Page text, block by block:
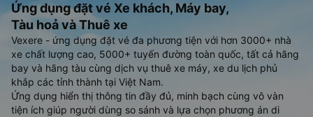
Ứng dụng đặt vé Xe khách, Máy bay,
Tàu hoả và Thuê xe
Vexere - ứng dụng đặt vé đa phương tiện với hơn 3000+ nhà
xe chất lượng cao, 5000+ tuyến đường toàn quốc, tất cả hãng
bay và hãng tàu cùng dịch vụ thuê xe máy, xe du lịch phủ
khắp các tỉnh thành tại Việt Nam.
Ứng dụng hiển thị thông tin đầy đủ, minh bạch cùng vô vàn
tiện ích giúp người dùng so sánh và lựa chọn phương án di